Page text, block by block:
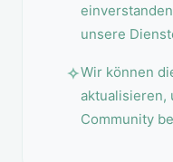
unsere
Wir können
aktualisieren,
Community